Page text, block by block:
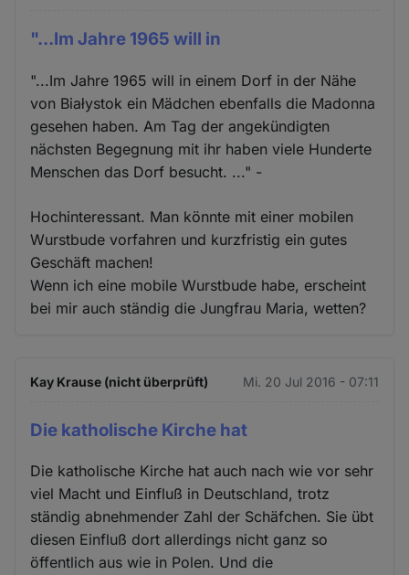
"...Im Jahre 1965 will in
"...Im Jahre 1965 will in einem Dorf in der Nähe
von Białystok ein Mädchen ebenfalls die Madonna
gesehen haben. Am Tag der angekündigten
nächsten Begegnung mit ihr haben viele Hunderte
Menschen das Dorf besucht. ..." -
Hochinteressant. Man könnte mit einer mobilen
Wurstbude vorfahren und kurzfristig ein gutes
Geschäft machen!
Wenn ich eine mobile Wurstbude habe, erscheint
bei mir auch ständig die Jungfrau Maria, wetten?
Kay Krause (nicht überprüft) Mi. 20 Jul 2016 - 07:11
Die katholische Kirche hat
Die katholische Kirche hat auch nach wie vor sehr
viel Macht und Einfluß in Deutschland, trotz
ständig abnehmender Zahl der Schäfchen. Sie übt
diesen Einfluß dort allerdings nicht ganz so
öffentlich aus wie in Polen. Und die